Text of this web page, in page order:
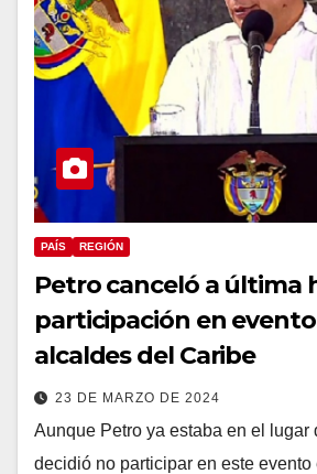
PAÍS REGIÓN
Petro canceló a última
participación en
alcaldes del Caribe
23 DE MARZO DE 2024
Aunque Petro ya estaba en el lugar
decidió no participar en este evento